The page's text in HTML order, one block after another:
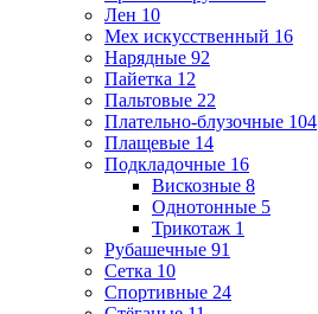
Лен 10
Мех искусственный 16
Нарядные 92
Пайетка 12
Пальтовые 22
Плательно-блузочные 104
Плащевые 14
Подкладочные 16
Вискозные 8
Однотонные 5
Трикотаж 1
Рубашечные 91
Сетка 10
Спортивные 24